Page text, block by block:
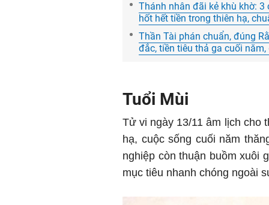
Thánh nhân đãi kẻ khù khờ:
hốt hết tiền trong thiên hạ,
Thần Tài phán chuẩn, đúng
đắc, tiền tiêu thả ga cuối
Tuổi Mùi
Tử vi ngày 13/11 âm lịch cho
hạ, cuộc sống cuối năm
nghiệp còn thuận buồm xuôi
mục tiêu nhanh chóng ngoài